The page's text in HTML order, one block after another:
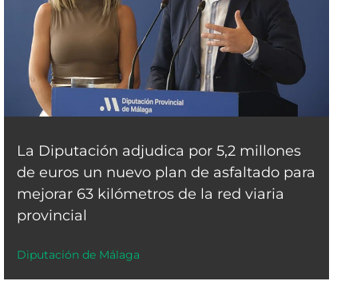
La Diputación adjudica por 5,2 millones
de euros un nuevo plan de asfaltado para
mejorar 63 kilómetros de la red viaria
provincial
Diputación de Málaga